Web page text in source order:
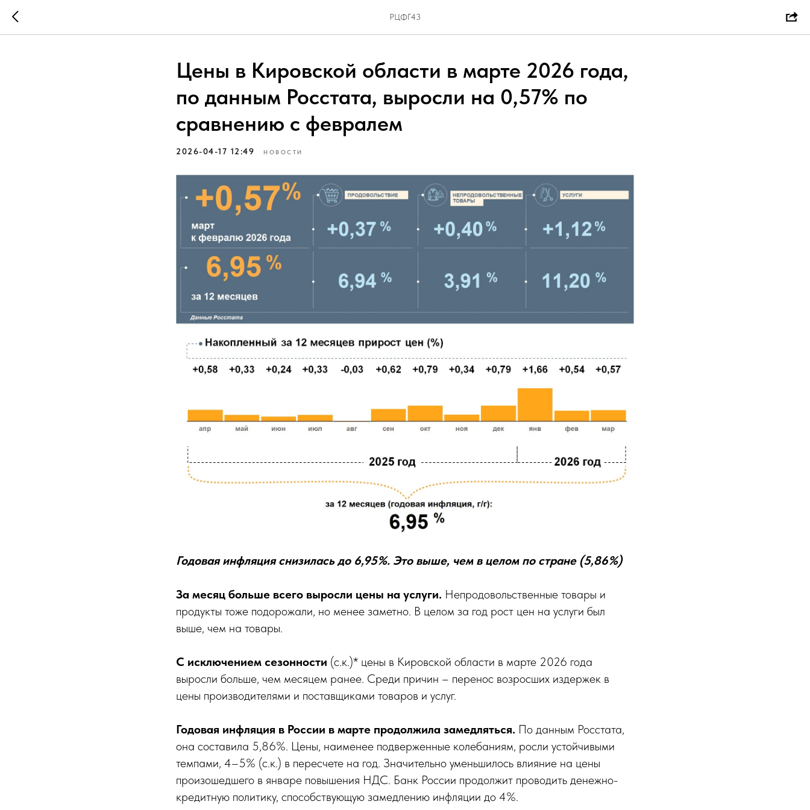
РЦФГ43
Цены в Кировской области в марте 2026 года,
по данным Росстата, выросли на 0,57% по
сравнению с февралем
2026-04-17 12:49 НОВОСТИ
Годовая инфляция снизилась до 6,95%. Это выше, чем в целом по стране (5,86%)
За месяц больше всего выросли цены на услуги. Непродовольственные товары и
продукты тоже подорожали, но менее заметно. В целом за год рост цен на услуги был
выше, чем на товары.
С исключением сезонности (с.к.)* цены в Кировской области в марте 2026 года
выросли больше, чем месяцем ранее. Среди причин – перенос возросших издержек в
цены производителями и поставщиками товаров и услуг.
Годовая инфляция в России в марте продолжила замедляться. По данным Росстата,
она составила 5,86%. Цены, наименее подверженные колебаниям, росли устойчивыми
темпами, 4–5% (с.к.) в пересчете на год. Значительно уменьшилось влияние на цены
произошедшего в январе повышения НДС. Банк России продолжит проводить денежно-
кредитную политику, способствующую замедлению инфляции до 4%.